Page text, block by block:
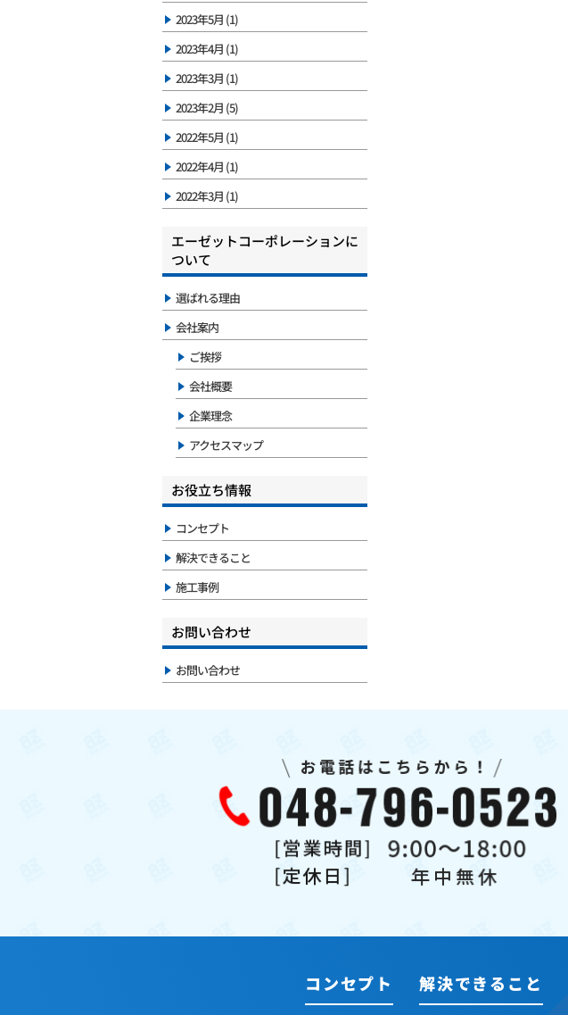
2023年5月 (1)
2023年4月 (1)
2023年3月 (1)
2023年2月 (5)
2022年5月 (1)
2022年4月 (1)
2022年3月 (1)
エーゼットコーポレーションに
ついて
選ばれる理由
会社案内
ご挨拶
会社概要
企業理念
アクセスマップ
お役立ち情報
コンセプト
解決できること
施工事例
お問い合わせ
お問い合わせ
コンセプト 解決できること